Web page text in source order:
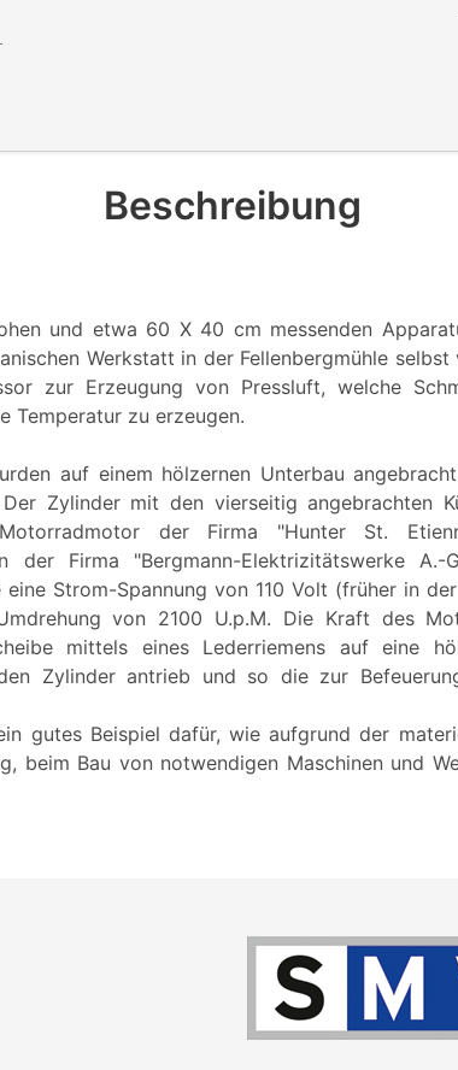
Beschreibung
und etwa 60 X 40 cm messenden
Werkstatt in der Fellenbergmühle
zur Erzeugung von Pressluft, welche
Temperatur zu erzeugen.
auf einem hölzernen Unterbau
Zylinder mit den vierseitig angebrachten
der Firma "Hunter St.
der Firma "Bergmann-Elektrizitätswerke
eine Strom-Spannung von 110 Volt (früher in
von 2100 U.p.M. Die Kraft des
mittels eines Lederriemens auf eine
Zylinder antrieb und so die zur
gutes Beispiel dafür, wie aufgrund der
beim Bau von notwendigen Maschinen und